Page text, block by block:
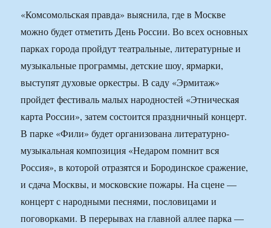
«Комсомольская правда» выяснила, где в Москве
можно будет отметить День России. Во всех основных
парках города пройдут театральные, литературные и
музыкальные программы, детские шоу, ярмарки,
выступят духовые оркестры. В саду «Эрмитаж»
пройдет фестиваль малых народностей «Этническая
карта России», затем состоится праздничный концерт.
В парке «Фили» будет организована литературно-
музыкальная композиция «Недаром помнит вся
Россия», в которой отразятся и Бородинское сражение,
и сдача Москвы, и московские пожары. На сцене —
концерт с народными песнями, пословицами и
поговорками. В перерывах на главной аллее парка —